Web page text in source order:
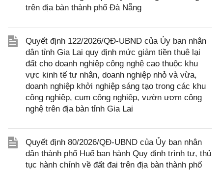
trên địa bàn thành phố Đà Nẵng
Quyết định 122/2026/QĐ-UBND của Ủy ban nhân
dân tỉnh Gia Lai quy định mức giảm tiền thuê lại
đất cho doanh nghiệp công nghệ cao thuộc khu
vực kinh tế tư nhân, doanh nghiệp nhỏ và vừa,
doanh nghiệp khởi nghiệp sáng tạo trong các khu
công nghiệp, cụm công nghiệp, vườn ươm công
nghệ trên địa bàn tỉnh Gia Lai
Quyết định 80/2026/QĐ-UBND của Ủy ban nhân
dân thành phố Huế ban hành Quy định trình tự, thủ
tục hành chính về đất đai trên địa bàn thành phố